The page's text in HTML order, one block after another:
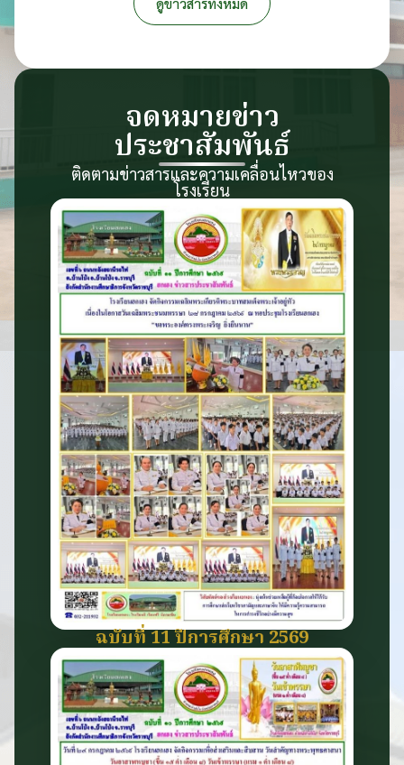
ดูข่าวสารทั้งหมด
จดหมายข่าว
ประชาสัมพันธ์
ติดตามข่าวสารและความเคลื่อนไหวของ
โรงเรียน
ฉบับที่ 11 ปีการศึกษา 2569